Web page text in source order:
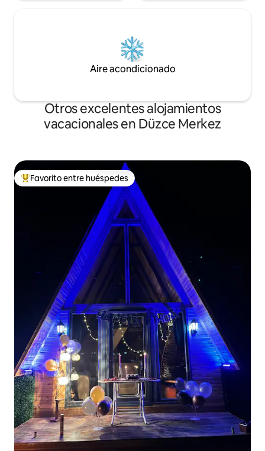
Aire acondicionado
Otros excelentes alojamientos
vacacionales en Düzce Merkez
De los mejores en Favorito entre huéspedes
Favorito entre huéspedes